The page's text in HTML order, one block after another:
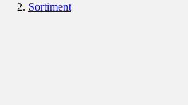
Sortiment